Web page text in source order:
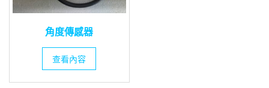
角度傳感器
查看內容